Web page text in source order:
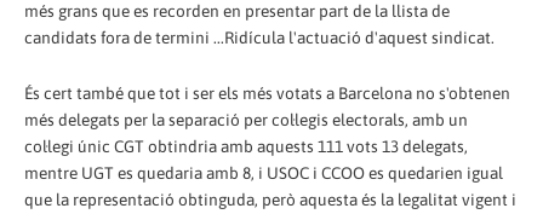
més grans que es recorden en presentar part de la llista de
candidats fora de termini ...Ridícula l'actuació d'aquest sindicat.
És cert també que tot i ser els més votats a Barcelona no s'obtenen
més delegats per la separació per col·legis electorals, amb un
col·legi únic CGT obtindria amb aquests 111 vots 13 delegats,
mentre UGT es quedaria amb 8, i USOC i CCOO es quedarien igual
que la representació obtinguda, però aquesta és la legalitat vigent i